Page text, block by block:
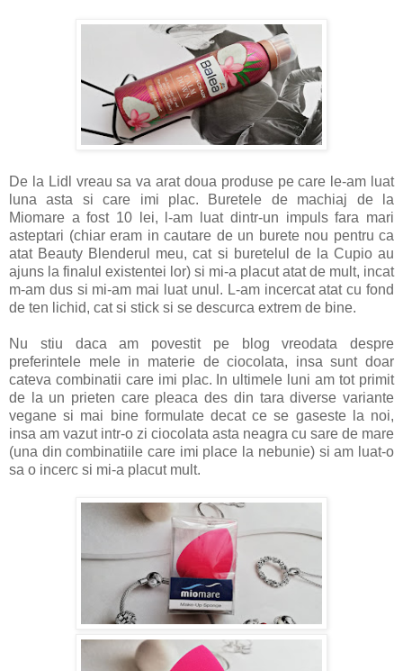
De la Lidl vreau sa va arat doua produse pe care le-am luat
luna asta si care imi plac. Buretele de machiaj de la
Miomare a fost 10 lei, l-am luat dintr-un impuls fara mari
asteptari (chiar eram in cautare de un burete nou pentru ca
atat Beauty Blenderul meu, cat si buretelul de la Cupio au
ajuns la finalul existentei lor) si mi-a placut atat de mult, incat
m-am dus si mi-am mai luat unul. L-am incercat atat cu fond
de ten lichid, cat si stick si se descurca extrem de bine.
Nu stiu daca am povestit pe blog vreodata despre
preferintele mele in materie de ciocolata, insa sunt doar
cateva combinatii care imi plac. In ultimele luni am tot primit
de la un prieten care pleaca des din tara diverse variante
vegane si mai bine formulate decat ce se gaseste la noi,
insa am vazut intr-o zi ciocolata asta neagra cu sare de mare
(una din combinatiile care imi place la nebunie) si am luat-o
sa o incerc si mi-a placut mult.